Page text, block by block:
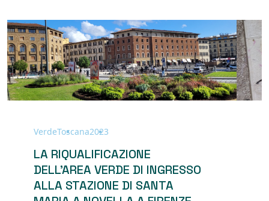
VerdeToscana2023
LA RIQUALIFICAZIONE
DELL’AREA VERDE DI INGRESSO
ALLA STAZIONE DI SANTA